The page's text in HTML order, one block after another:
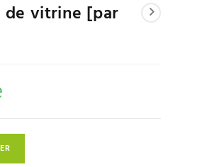
de vitrine [par